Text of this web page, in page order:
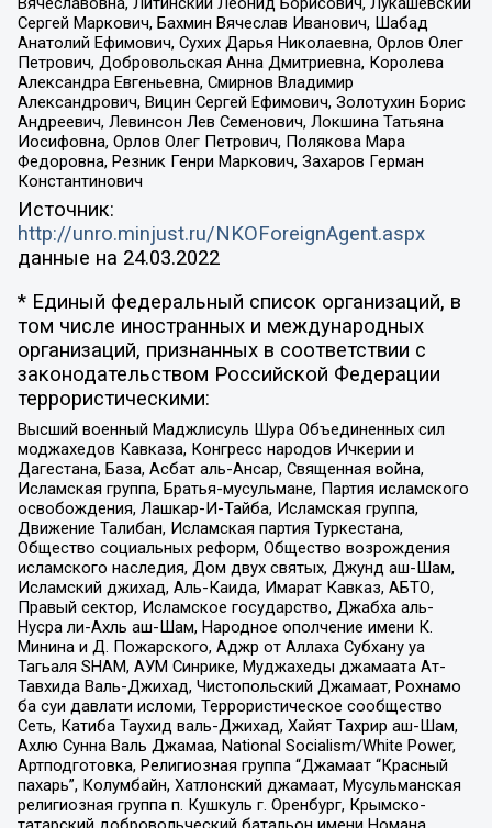
Сергей Маркович, Бахмин Вячеслав Иванович, Шабад
Анатолий Ефимович, Сухих Дарья Николаевна, Орлов Олег
Петрович, Добровольская Анна Дмитриевна, Королева
Александра Евгеньевна, Смирнов Владимир
Александрович, Вицин Сергей Ефимович, Золотухин Борис
Андреевич, Левинсон Лев Семенович, Локшина Татьяна
Иосифовна, Орлов Олег Петрович, Полякова Мара
Федоровна, Резник Генри Маркович, Захаров Герман
Константинович
Источник:
http://unro.minjust.ru/NKOForeignAgent.aspx
данные на 24.03.2022
* Единый федеральный список организаций, в
том числе иностранных и международных
организаций, признанных в соответствии с
законодательством Российской Федерации
террористическими:
Высший военный Маджлисуль Шура Объединенных сил
моджахедов Кавказа, Конгресс народов Ичкерии и
Дагестана, База, Асбат аль-Ансар, Священная война,
Исламская группа, Братья-мусульмане, Партия исламского
освобождения, Лашкар-И-Тайба, Исламская группа,
Движение Талибан, Исламская партия Туркестана,
Общество социальных реформ, Общество возрождения
исламского наследия, Дом двух святых, Джунд аш-Шам,
Исламский джихад, Аль-Каида, Имарат Кавказ, АБТО,
Правый сектор, Исламское государство, Джабха аль-
Нусра ли-Ахль аш-Шам, Народное ополчение имени К.
Минина и Д. Пожарского, Аджр от Аллаха Субхану уа
Тагьаля SHAM, АУМ Синрике, Муджахеды джамаата Ат-
Тавхида Валь-Джихад, Чистопольский Джамаат, Рохнамо
ба суи давлати исломи, Террористическое сообщество
Сеть, Катиба Таухид валь-Джихад, Хайят Тахрир аш-Шам,
Ахлю Сунна Валь Джамаа, National Socialism/White Power,
Артподготовка, Религиозная группа “Джамаат “Красный
пахарь”, Колумбайн, Хатлонский джамаат, Мусульманская
религиозная группа п. Кушкуль г. Оренбург, Крымско-